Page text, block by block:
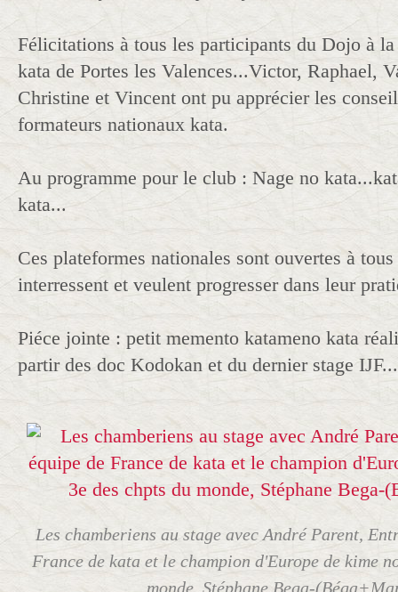
Félicitations à tous les participants du Dojo à
kata de Portes les Valences...Victor, Raphael,
Christine et Vincent ont pu apprécier les
formateurs nationaux kata.
Au programme pour le club : Nage no
kata...
Ces plateformes nationales sont ouvertes à
interressent et veulent progresser dans leur
Piéce jointe : petit memento katameno kata
partir des doc Kodokan et du dernier stage
Les chamberiens au stage avec André Parent,
France de kata et le champion d'Europe de kime
monde, Stéphane Bega-